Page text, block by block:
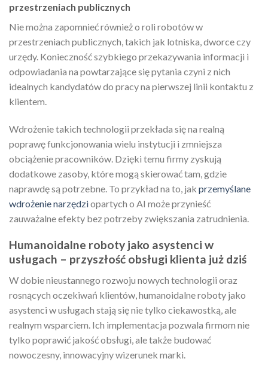
przestrzeniach publicznych
Nie można zapomnieć również o roli robotów w
przestrzeniach publicznych, takich jak lotniska, dworce czy
urzędy. Konieczność szybkiego przekazywania informacji i
odpowiadania na powtarzające się pytania czyni z nich
idealnych kandydatów do pracy na pierwszej linii kontaktu z
klientem.
Wdrożenie takich technologii przekłada się na realną
poprawę funkcjonowania wielu instytucji i zmniejsza
obciążenie pracowników. Dzięki temu firmy zyskują
dodatkowe zasoby, które mogą skierować tam, gdzie
naprawdę są potrzebne. To przykład na to, jak przemyślane
wdrożenie narzędziopartych o AI może przynieść
zauważalne efekty bez potrzeby zwiększania zatrudnienia.
Humanoidalne roboty jako asystenci w
usługach – przyszłość obsługi klienta już dziś
W dobie nieustannego rozwoju nowych technologii oraz
rosnących oczekiwań klientów, humanoidalne roboty jako
asystenci w usługach stają się nie tylko ciekawostką, ale
realnym wsparciem. Ich implementacja pozwala firmom nie
tylko poprawić jakość obsługi, ale także budować
nowoczesny, innowacyjny wizerunek marki.